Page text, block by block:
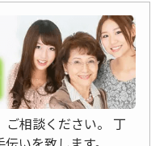
相談ください。 丁